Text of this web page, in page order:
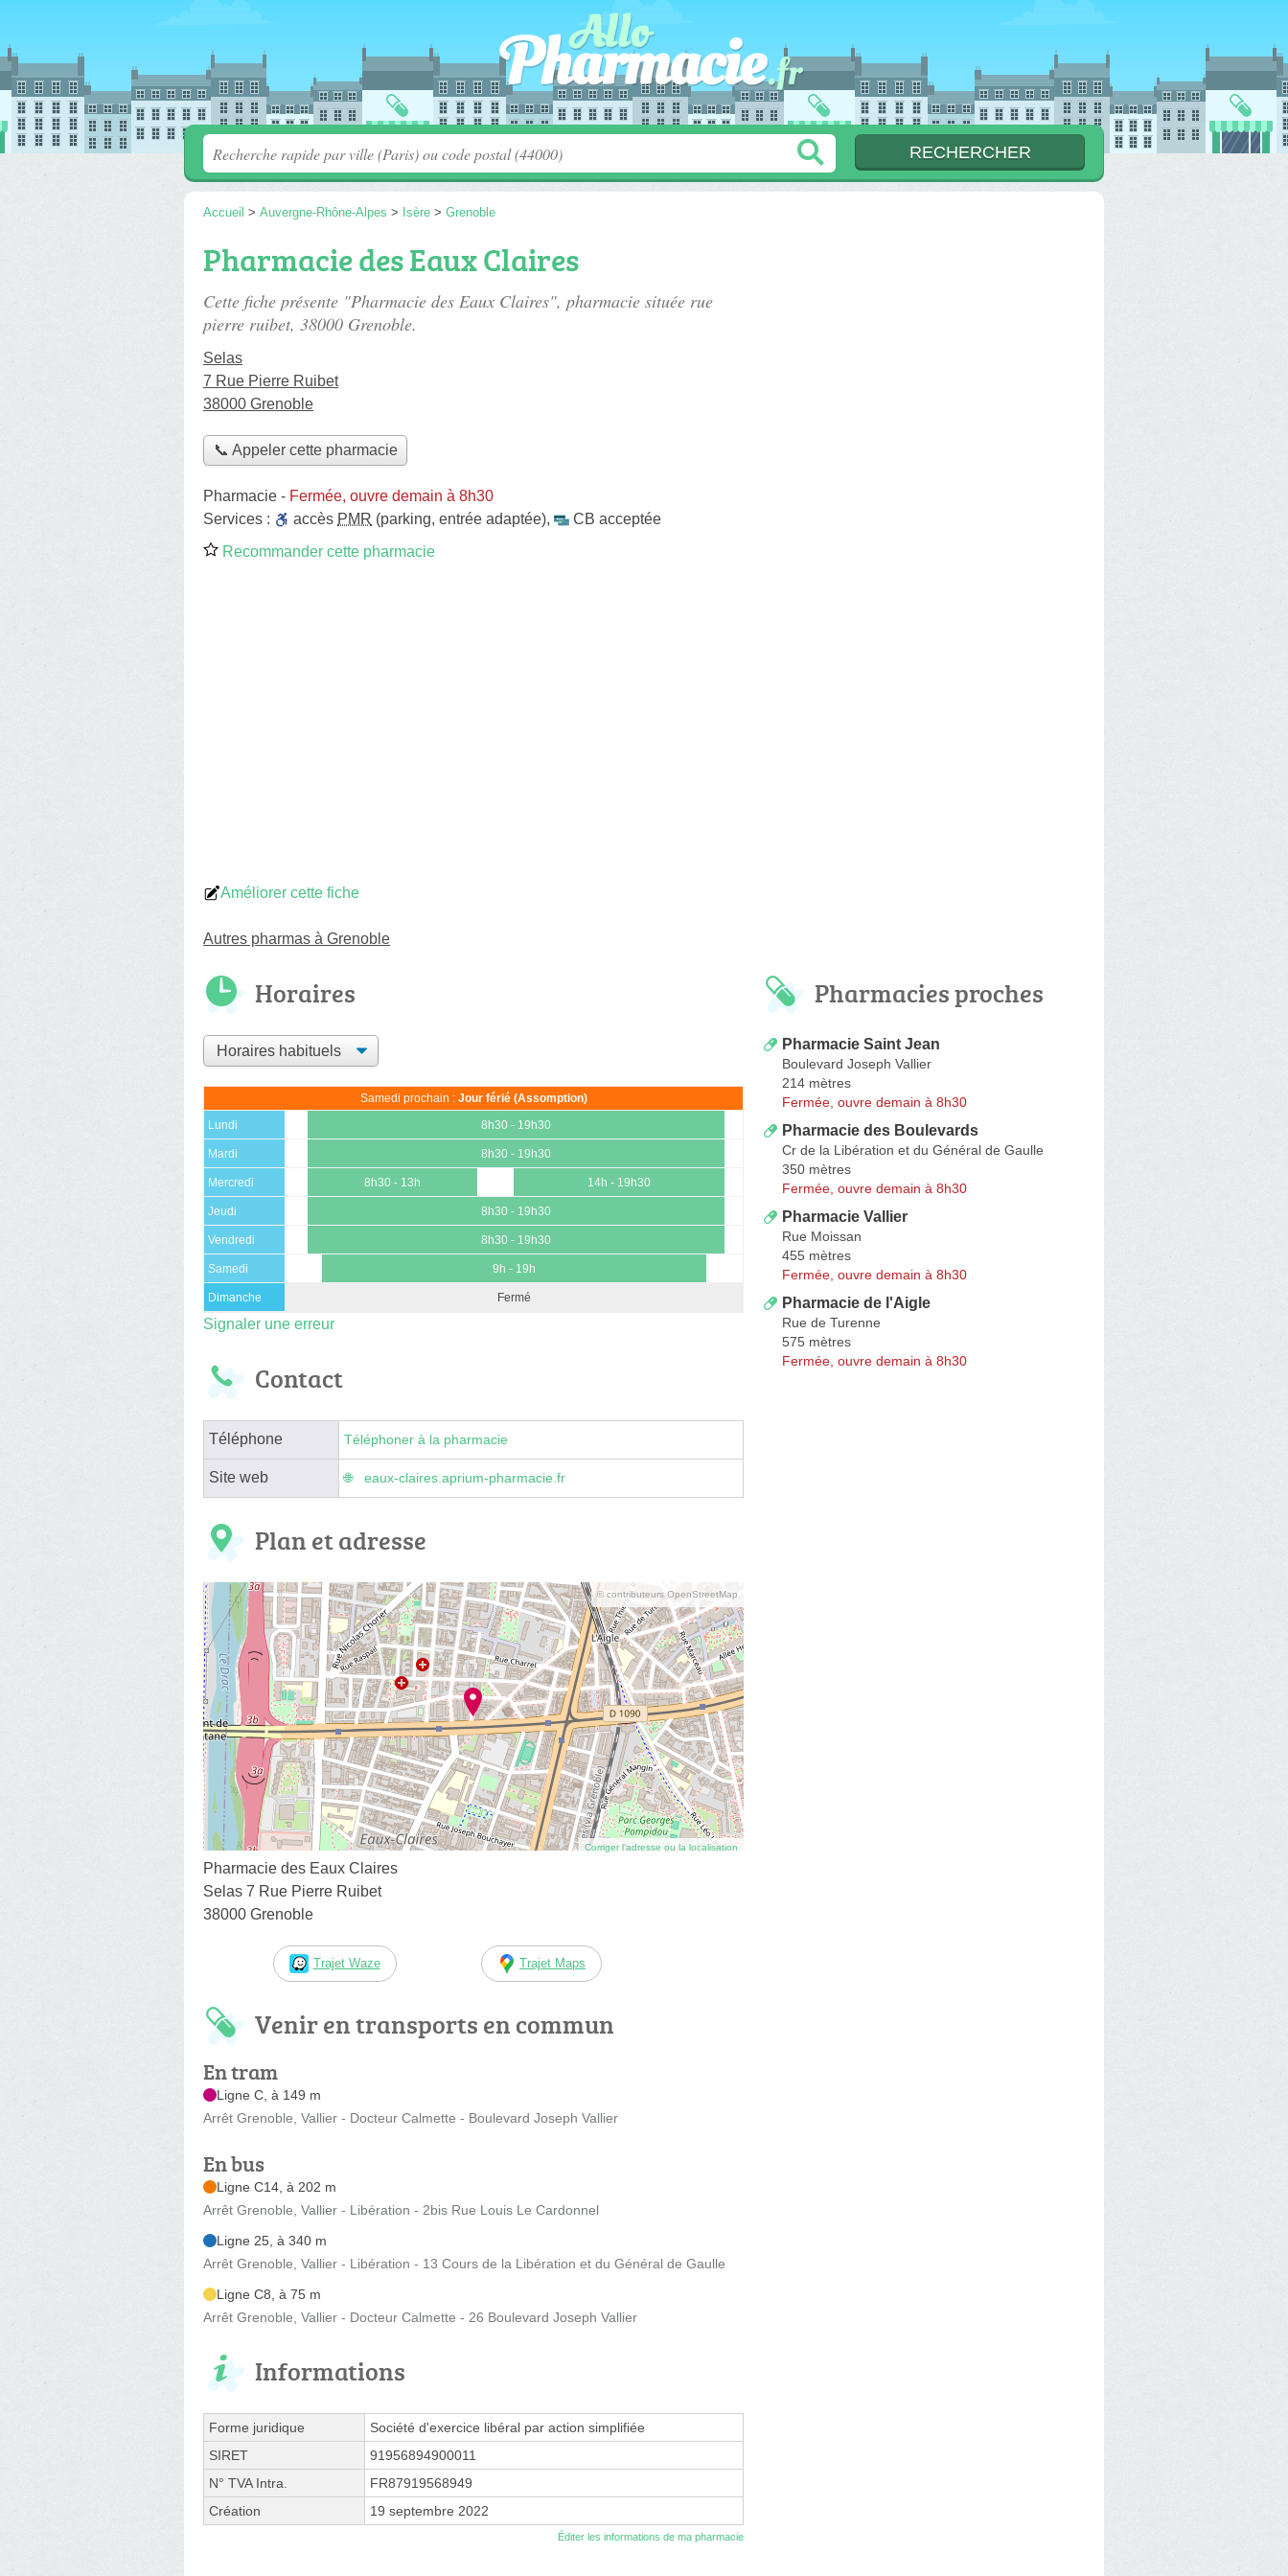
Accueil > Auvergne-Rhône-Alpes > Isère > Grenoble
Pharmacie des Eaux Claires
Cette fiche présente "Pharmacie des Eaux Claires", pharmacie située rue
pierre ruibet, 38000 Grenoble.
Selas
7 Rue Pierre Ruibet
38000 Grenoble
📞 Appeler cette pharmacie
Pharmacie - Fermée, ouvre demain à 8h30
Services :
accès PMR (parking, entrée adaptée),
CB acceptée
Recommander cette pharmacie
Améliorer cette fiche
Autres pharmas à Grenoble
Horaires
Samedi prochain : Jour férié (Assomption)
Lundi 8h30 - 19h30
Mardi 8h30 - 19h30
Mercredi 8h30 - 13h 14h - 19h30
Jeudi 8h30 - 19h30
Vendredi 8h30 - 19h30
Samedi 9h - 19h
Dimanche Fermé
Signaler une erreur
Contact
Téléphone Téléphoner à la pharmacie
Site web eaux-claires.aprium-pharmacie.fr
Plan et adresse
© contributeurs OpenStreetMap
Corriger l’adresse ou la localisation
Pharmacie des Eaux Claires
Selas 7 Rue Pierre Ruibet
38000 Grenoble
Trajet Waze Trajet Maps
Venir en transports en commun
En tram
Ligne C, à 149 m
Arrêt Grenoble, Vallier - Docteur Calmette - Boulevard Joseph Vallier
En bus
Ligne C14, à 202 m
Arrêt Grenoble, Vallier - Libération - 2bis Rue Louis Le Cardonnel
Ligne 25, à 340 m
Arrêt Grenoble, Vallier - Libération - 13 Cours de la Libération et du Général de Gaulle
Ligne C8, à 75 m
Arrêt Grenoble, Vallier - Docteur Calmette - 26 Boulevard Joseph Vallier
Informations
Forme juridique
Société d'exercice libéral par action simplifiée
SIRET
91956894900011
N° TVA Intra.
FR87919568949
Création
19 septembre 2022
Éditer les informations de ma pharmacie
Pharmacies proches
Pharmacie Saint Jean
Boulevard Joseph Vallier
214 mètres
Fermée, ouvre demain à 8h30
Pharmacie des Boulevards
Cr de la Libération et du Général de Gaulle
350 mètres
Fermée, ouvre demain à 8h30
Pharmacie Vallier
Rue Moissan
455 mètres
Fermée, ouvre demain à 8h30
Pharmacie de l'Aigle
Rue de Turenne
575 mètres
Fermée, ouvre demain à 8h30